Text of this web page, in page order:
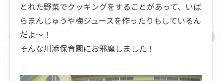
とれた野菜でクッキングをすることがあって、いば
らまんじゅうや梅ジュースを作ったりもしているん
だよ～！
そんな川添保育園にお邪魔しました！